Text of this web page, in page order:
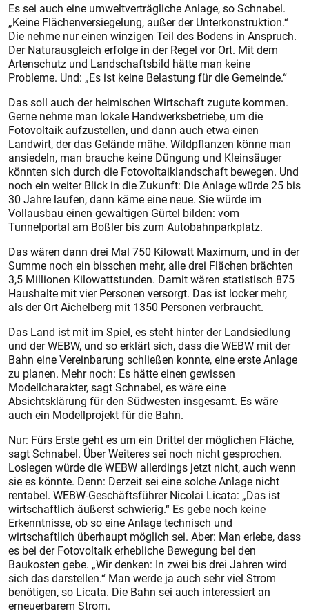
Es sei auch eine umweltverträgliche Anlage, so Schnabel.
„Keine Flächenversiegelung, außer der Unterkonstruktion.“
Die nehme nur einen winzigen Teil des Bodens in Anspruch.
Der Naturausgleich erfolge in der Regel vor Ort. Mit dem
Artenschutz und Landschaftsbild hätte man keine
Probleme. Und: „Es ist keine Belas­tung für die Gemeinde.“
Das soll auch der heimischen Wirtschaft zugute kommen.
Gerne nehme man lokale Handwerksbetriebe, um die
Fotovoltaik aufzustellen, und dann auch etwa einen
Landwirt, der das Gelände mähe. Wildpflanzen könne man
ansiedeln, man brauche keine Düngung und Kleinsäuger
könnten sich durch die Fotovoltaiklandschaft bewegen. Und
noch ein weiter Blick in die Zukunft: Die Anlage würde 25 bis
30 Jahre laufen, dann käme eine neue. Sie würde im
Vollausbau einen gewaltigen Gürtel bilden: vom
Tunnelportal am Boßler bis zum Autobahnparkplatz.
Das wären dann drei Mal 750 Kilowatt Maximum, und in der
Summe noch ein bisschen mehr, alle drei Flächen brächten
3,5 Millionen Kilowattstunden. Damit wären statistisch 875
Haushalte mit vier Personen versorgt. Das ist locker mehr,
als der Ort Aichelberg mit 1350 Personen verbraucht.
Das Land ist mit im Spiel, es steht hinter der Landsiedlung
und der WEBW, und so erklärt sich, dass die WEBW mit der
Bahn eine Vereinbarung schließen konnte, eine erste Anlage
zu planen. Mehr noch: Es hätte einen gewissen
Modellcharakter, sagt Schnabel, es wäre eine
Absichtsklärung für den Südwesten insgesamt. Es wäre
auch ein Modellprojekt für die Bahn.
Nur: Fürs Erste geht es um ein Drittel der möglichen Fläche,
sagt Schnabel. Über Weiteres sei noch nicht gesprochen.
Loslegen würde die WEBW allerdings jetzt nicht, auch wenn
sie es könnte. Denn: Derzeit sei eine solche Anlage nicht
rentabel. WEBW-Geschäftsführer Nicolai Licata: „Das ist
wirtschaftlich äußerst schwierig.“ Es gebe noch keine
Erkenntnisse, ob so eine Anlage technisch und
wirtschaftlich überhaupt möglich sei. Aber: Man erlebe, dass
es bei der Fotovoltaik erhebliche Bewegung bei den
Baukosten gebe. „Wir denken: In zwei bis drei Jahren wird
sich das darstellen.“ Man werde ja auch sehr viel Strom
benötigen, so Licata. Die Bahn sei auch interessiert an
erneuerbarem Strom.